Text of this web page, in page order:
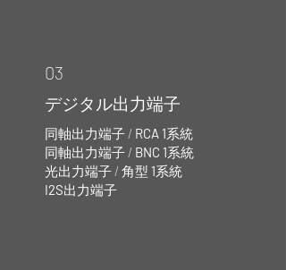
03
デジタル出力端子
同軸出力端子 / RCA 1系統
同軸出力端子 / BNC 1系統
光出力端子 / 角型 1系統
I2S出力端子